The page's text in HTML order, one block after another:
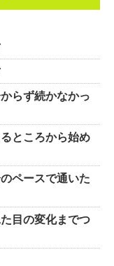
らず続かなかっ
ところから始め
ペースで通いた
目の変化までつ